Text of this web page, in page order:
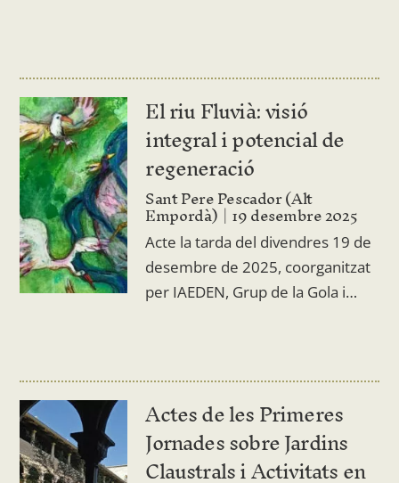
El riu Fluvià: visió
integral i potencial de
regeneració
Sant Pere Pescador (Alt
Empordà) 19 desembre 2025
Acte la tarda del divendres 19 de
desembre de 2025, coorganitzat
per IAEDEN, Grup de la Gola i…
Actes de les Primeres
Jornades sobre Jardins
Claustrals i Activitats en